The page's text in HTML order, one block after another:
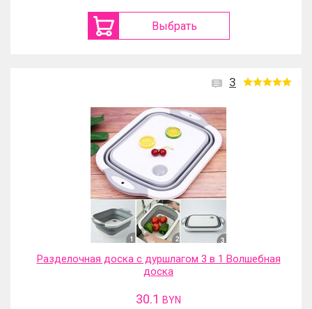
Выбрать
3
Разделочная доска с дуршлагом 3 в 1 Волшебная
доска
30.1 BYN